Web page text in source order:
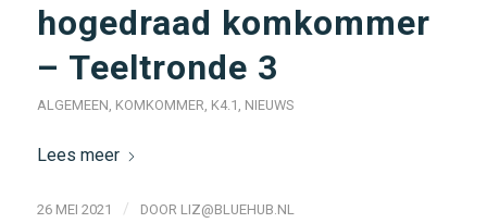
hogedraad komkommer
– Teeltronde 3
ALGEMEEN, KOMKOMMER, K4.1 , NIEUWS
Lees meer
26 MEI 2021 / DOOR LIZ@BLUEHUB.NL